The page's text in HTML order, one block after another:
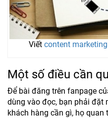
Viết content marketing
Một số điều cần
Để bài đăng trên fanpage
dùng vào đọc, bạn phải đặt
khách hàng cần gì, họ